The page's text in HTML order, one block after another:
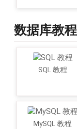
数据库教程
SQL 教程
MySQL 教程